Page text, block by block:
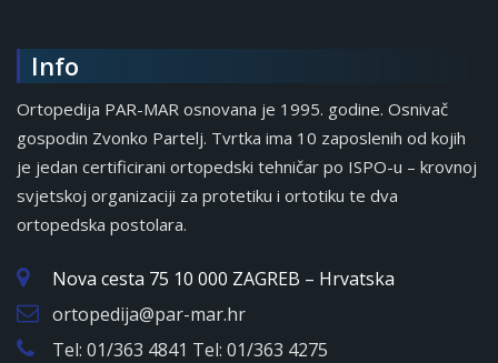
Info
Ortopedija PAR-MAR osnovana je 1995. godine. Osnivač
gospodin Zvonko Partelj. Tvrtka ima 10 zaposlenih od kojih
je jedan certificirani ortopedski tehničar po ISPO-u – krovnoj
svjetskoj organizaciji za protetiku i ortotiku te dva
ortopedska postolara.
Nova cesta 75 10 000 ZAGREB – Hrvatska
ortopedija@par-mar.hr
Tel: 01/363 4841 Tel: 01/363 4275